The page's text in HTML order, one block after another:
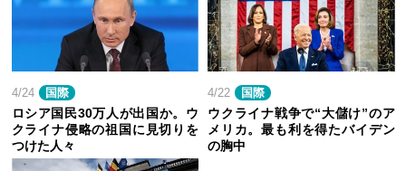
4/24 国際
ロシア国民30万人が出国か。ウ
クライナ侵略の祖国に見切りを
つけた人々
4/22 国際
ウクライナ戦争で“大儲け”のア
メリカ。最も利を得たバイデン
の胸中